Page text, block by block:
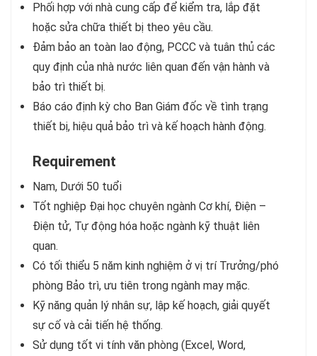
Phối hợp với nhà cung cấp để kiểm tra, lắp đặt
hoặc sửa chữa thiết bị theo yêu cầu.
Đảm bảo an toàn lao động, PCCC và tuân thủ các
quy định của nhà nước liên quan đến vận hành và
bảo trì thiết bị.
Báo cáo định kỳ cho Ban Giám đốc về tình trạng
thiết bị, hiệu quả bảo trì và kế hoạch hành động.
Requirement
Nam, Dưới 50 tuổi
Tốt nghiệp Đại học chuyên ngành Cơ khí, Điện –
Điện tử, Tự động hóa hoặc ngành kỹ thuật liên
quan.
Có tối thiểu 5 năm kinh nghiệm ở vị trí Trưởng/phó
phòng Bảo trì, ưu tiên trong ngành may mặc.
Kỹ năng quản lý nhân sự, lập kế hoạch, giải quyết
sự cố và cải tiến hệ thống.
Sử dụng tốt vi tính văn phòng (Excel, Word,